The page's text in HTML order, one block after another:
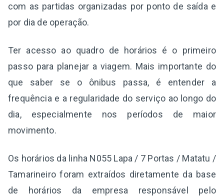
com as partidas organizadas por ponto de saída e
por dia de operação.
Ter acesso ao quadro de horários é o primeiro
passo para planejar a viagem. Mais importante do
que saber se o ônibus passa, é entender a
frequência e a regularidade do serviço ao longo do
dia, especialmente nos períodos de maior
movimento.
Os horários da linha N055 Lapa / 7 Portas / Matatu /
Tamarineiro foram extraídos diretamente da base
de horários da empresa responsável pelo